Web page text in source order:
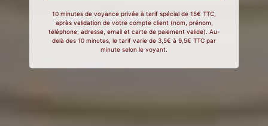
10 minutes de voyance privée à tarif spécial de 15€ TTC,
après validation de votre compte client (nom, prénom,
téléphone, adresse, email et carte de paiement valide). Au-
delà des 10 minutes, le tarif varie de 3,5€ à 9,5€ TTC par
minute selon le voyant.